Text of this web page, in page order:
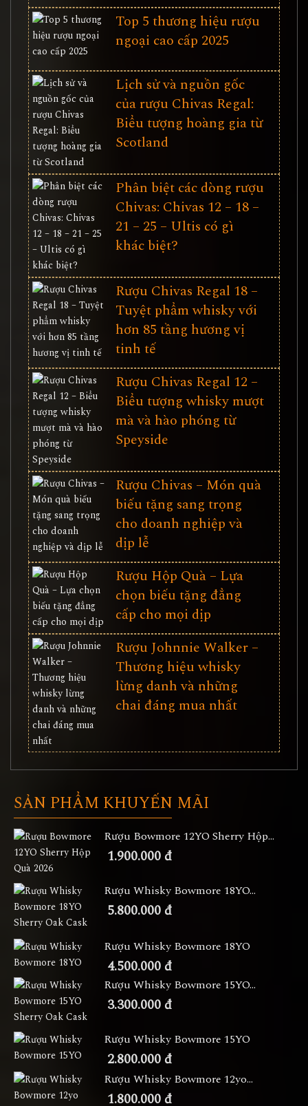
Top 5 thương hiệu rượu
ngoại cao cấp 2025
Lịch sử và nguồn gốc
của rượu Chivas Regal:
Biểu tượng hoàng gia từ
Scotland
Phân biệt các dòng rượu
Chivas: Chivas 12 – 18 –
21 – 25 – Ultis có gì
khác biệt?
Rượu Chivas Regal 18 –
Tuyệt phẩm whisky với
hơn 85 tầng hương vị
tinh tế
Rượu Chivas Regal 12 –
Biểu tượng whisky mượt
mà và hào phóng từ
Speyside
Rượu Chivas – Món quà
biếu tặng sang trọng
cho doanh nghiệp và
dịp lễ
Rượu Hộp Quà – Lựa
chọn biếu tặng đẳng
cấp cho mọi dịp
Rượu Johnnie Walker –
Thương hiệu whisky
lừng danh và những
chai đáng mua nhất
SẢN PHẨM KHUYẾN MÃI
Rượu Bowmore 12YO Sherry Hộp...
1.900.000 đ
Rượu Whisky Bowmore 18YO...
5.800.000 đ
Rượu Whisky Bowmore 18YO
4.500.000 đ
Rượu Whisky Bowmore 15YO...
3.300.000 đ
Rượu Whisky Bowmore 15YO
2.800.000 đ
Rượu Whisky Bowmore 12yo...
1.800.000 đ